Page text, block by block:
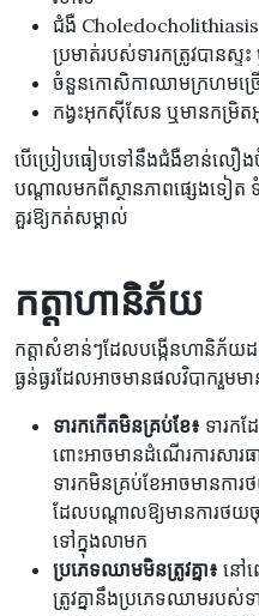
ជំងឺ
ប្រមាត់របស់ទារកត្រូវបានស្ទះ
ចំនួនកោសិកាឈាមក្រហមច្
កង្វះអុកស៊ីសែន ឬមានកម្រិ
បើប្រៀបធៀបទៅនឹងជំងឺខាន់លឿង
បណ្តាលមកពីស្ថានភាពផ្សេងទៀត
គួរឱ្យកត់សម្គាល់
កត្តាហានិភ័យ
កត្តា​សំខាន់ៗ​ដែល​បង្កើន​ហានិ
ធ្ងន់ធ្ងរ​ដែល​អាច​មាន​ផលវិបាក​រួមម
ទារកកើតមិនគ្រប់ខែ៖ ទារក
ពោះអាចមានដំណើរការសា
ទារកមិនគ្រប់ខែអាចមានកា
ដែលបណ្តាលឱ្យមានការថយ
ទៅក្នុងលាមក
ប្រភេទឈាមមិនត្រូវគ្នា៖ នៅ
ត្រូវគ្នានឹងប្រភេទឈាមរបស់